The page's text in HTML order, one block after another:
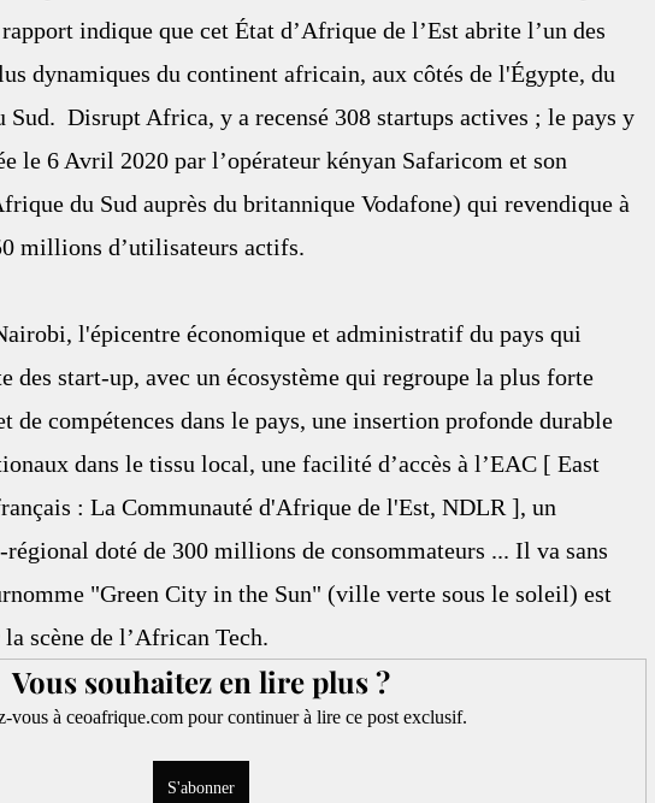
indique que cet État d’Afrique de l’Est abrite l’un des
dynamiques du continent africain, aux côtés de l'Égypte, du
Disrupt Africa, y a recensé 308 startups actives ; le pays y
le 6 Avril 2020 par l’opérateur kényan Safaricom et son
du Sud auprès du britannique Vodafone) qui revendique à
millions d’utilisateurs actifs.
l'épicentre économique et administratif du pays qui
des start-up, avec un écosystème qui regroupe la plus forte
de compétences dans le pays, une insertion profonde durable
dans le tissu local, une facilité d’accès à l’EAC [ East
: La Communauté d'Afrique de l'Est, NDLR ], un
régional doté de 300 millions de consommateurs ... Il va sans
"Green City in the Sun" (ville verte sous le soleil) est
scène de l’African Tech.
Vous souhaitez en lire plus ?
vous à ceoafrique.com pour continuer à lire ce post exclusif.
S'abonner